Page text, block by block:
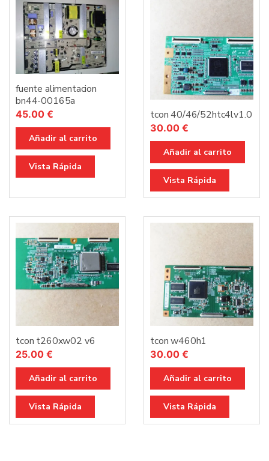
fuente alimentacion
bn44-00165a
45.00 €
Añadir al carrito
Vista Rápida
tcon 40/46/52htc4lv1.0
30.00 €
Añadir al carrito
Vista Rápida
tcon t260xw02 v6
25.00 €
Añadir al carrito
Vista Rápida
tcon w460h1
30.00 €
Añadir al carrito
Vista Rápida